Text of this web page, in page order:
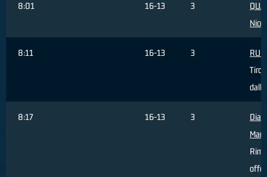
8:01 16-13 3
8:11 16-13 3
Tiro
8:17 16-13 3
Dia